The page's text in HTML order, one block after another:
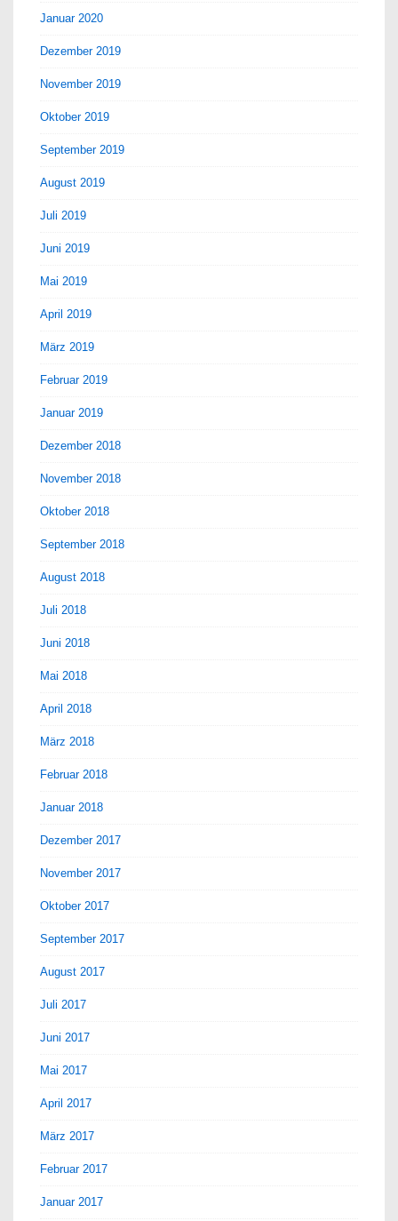
Januar 2020
Dezember 2019
November 2019
Oktober 2019
September 2019
August 2019
Juli 2019
Juni 2019
Mai 2019
April 2019
März 2019
Februar 2019
Januar 2019
Dezember 2018
November 2018
Oktober 2018
September 2018
August 2018
Juli 2018
Juni 2018
Mai 2018
April 2018
März 2018
Februar 2018
Januar 2018
Dezember 2017
November 2017
Oktober 2017
September 2017
August 2017
Juli 2017
Juni 2017
Mai 2017
April 2017
März 2017
Februar 2017
Januar 2017